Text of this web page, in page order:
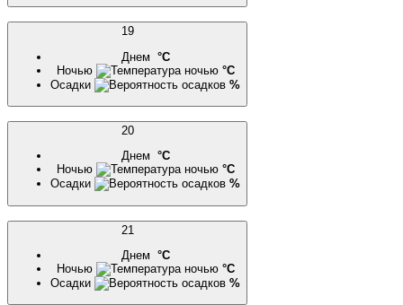
19
Днем °C
Ночью
°C
Осадки
%
20
Днем °C
Ночью
°C
Осадки
%
21
Днем °C
Ночью
°C
Осадки
%